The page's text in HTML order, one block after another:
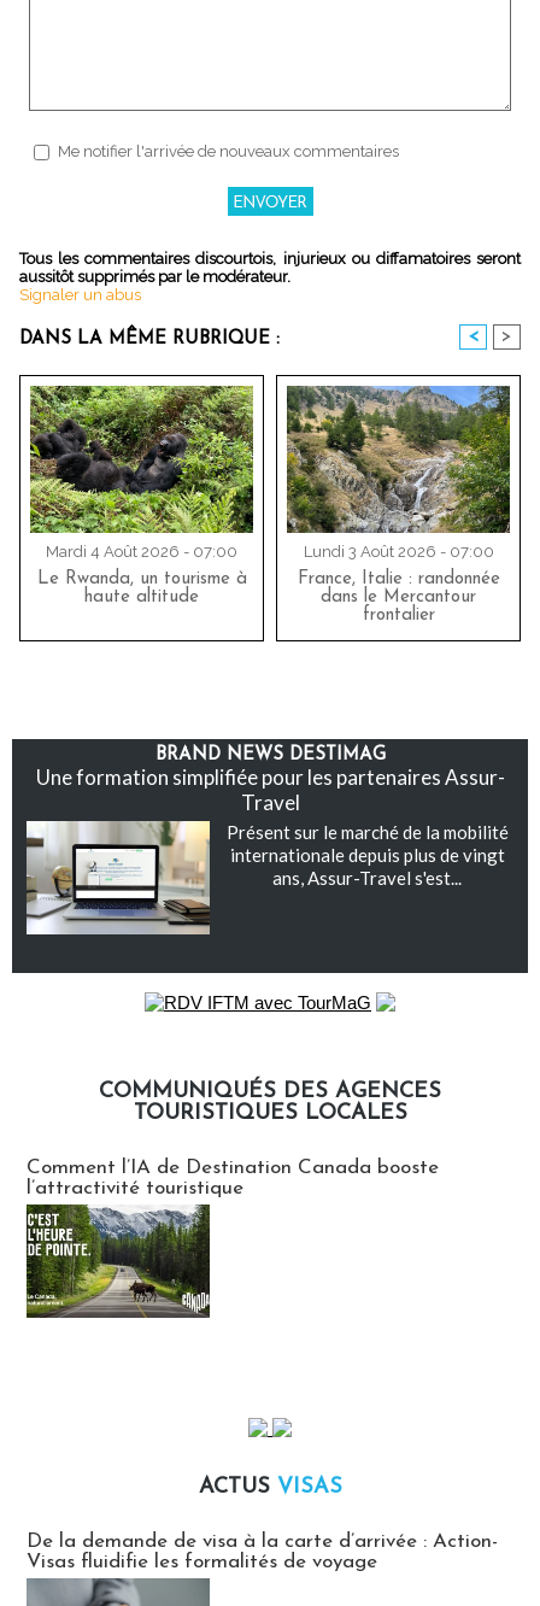
Me notifier l'arrivée de nouveaux commentaires
Tous les commentaires discourtois, injurieux ou diffamatoires seront
aussitôt supprimés par le modérateur.
Signaler un abus
DANS LA MÊME RUBRIQUE : < >
Mardi 4 Août 2026 - 07:00
Le Rwanda, un tourisme à
haute altitude
Lundi 3 Août 2026 - 07:00
France, Italie : randonnée
dans le Mercantour
frontalier
BRAND NEWS DESTIMAG
Une formation simplifiée pour les partenaires Assur-
Travel
Présent sur le marché de la mobilité
internationale depuis plus de vingt
ans, Assur-Travel s'est...
COMMUNIQUÉS DES AGENCES
TOURISTIQUES LOCALES
Comment l’IA de Destination Canada booste
l’attractivité touristique
ACTUS VISAS
De la demande de visa à la carte d’arrivée : Action-
Visas fluidifie les formalités de voyage